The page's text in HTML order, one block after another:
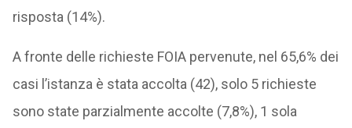
risposta (14%).
A fronte delle richieste FOIA pervenute, nel 65,6% dei
casi l’istanza è stata accolta (42), solo 5 richieste
sono state parzialmente accolte (7,8%), 1 sola